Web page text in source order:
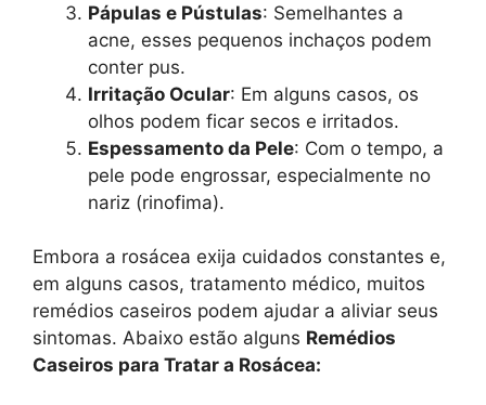
Pápulas e Pústulas: Semelhantes a
acne, esses pequenos inchaços podem
conter pus.
Irritação Ocular: Em alguns casos, os
olhos podem ficar secos e irritados.
Espessamento da Pele: Com o tempo, a
pele pode engrossar, especialmente no
nariz (rinofima).
Embora a rosácea exija cuidados constantes e,
em alguns casos, tratamento médico, muitos
remédios caseiros podem ajudar a aliviar seus
sintomas. Abaixo estão alguns Remédios
Caseiros para Tratar a Rosácea: